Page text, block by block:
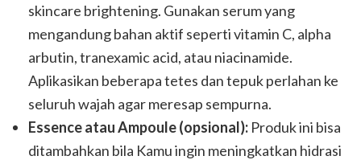
skincare brightening. Gunakan serum yang
mengandung bahan aktif seperti vitamin C, alpha
arbutin, tranexamic acid, atau niacinamide.
Aplikasikan beberapa tetes dan tepuk perlahan ke
seluruh wajah agar meresap sempurna.
Essence atau Ampoule (opsional): Produk ini bisa
ditambahkan bila Kamu ingin meningkatkan hidrasi